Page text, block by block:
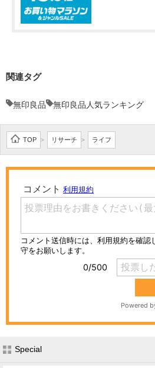
関連タグ
無印良品 無印良品人気ランキング
TOP > リサーチ > ライフ
Special